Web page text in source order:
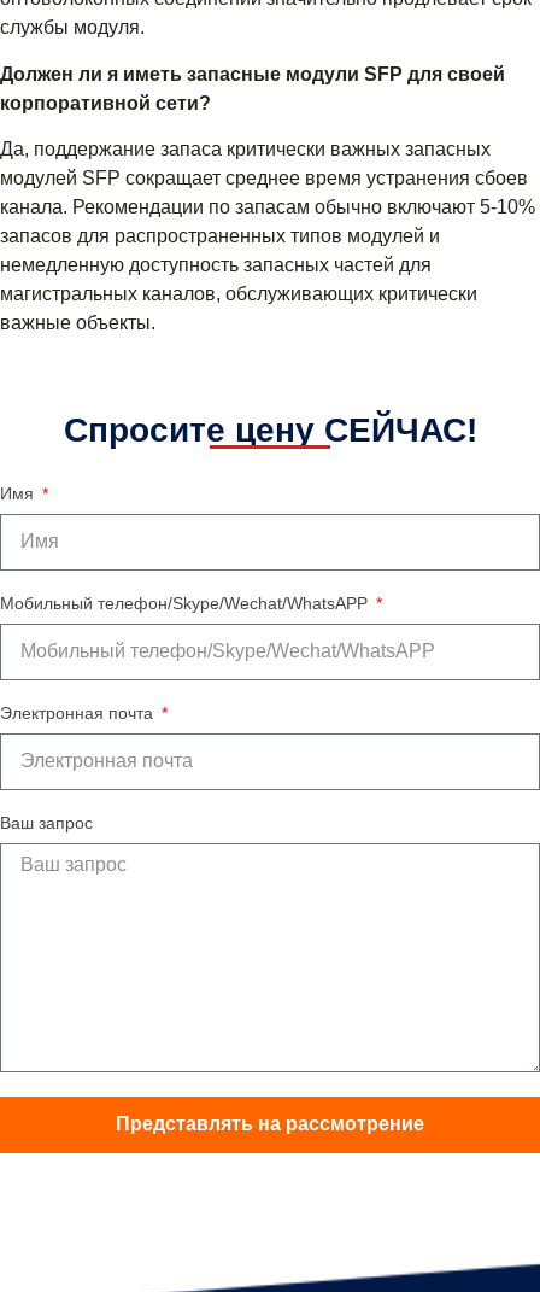
службы модуля.
Должен ли я иметь запасные модули SFP для своей
корпоративной сети?
Да, поддержание запаса критически важных запасных
модулей SFP сокращает среднее время устранения сбоев
канала. Рекомендации по запасам обычно включают 5-10%
запасов для распространенных типов модулей и
немедленную доступность запасных частей для
магистральных каналов, обслуживающих критически
важные объекты.
Спросите цену СЕЙЧАС!
Имя
Мобильный телефон/Skype/Wechat/WhatsAPP
Электронная почта
Ваш запрос
Представлять на рассмотрение